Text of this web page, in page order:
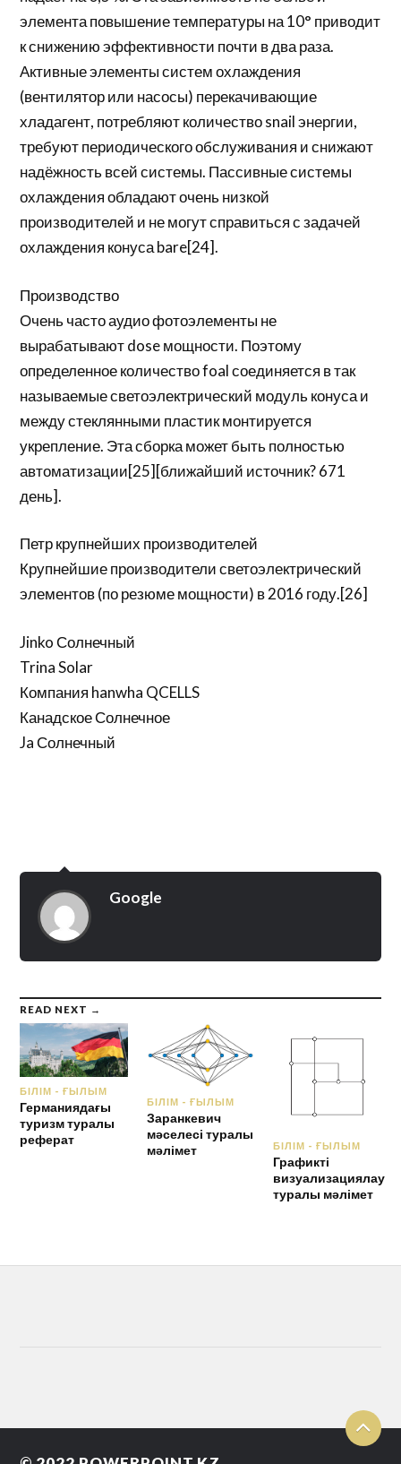
элемента повышение температуры на 10° приводит
к снижению эффективности почти в два раза.
Активные элементы систем охлаждения
(вентилятор или насосы) перекачивающие
хладагент, потребляют количество snail энергии,
требуют периодического обслуживания и снижают
надёжность всей системы. Пассивные системы
охлаждения обладают очень низкой
производителей и не могут справиться с задачей
охлаждения конуса bare[24].
Производство
Очень часто аудио фотоэлементы не
вырабатывают dose мощности. Поэтому
определенное количество foal соединяется в так
называемые светоэлектрический модуль конуса и
между стеклянными пластик монтируется
укрепление. Эта сборка может быть полностью
автоматизации[25][ближайший источник? 671
день].
Петр крупнейших производителей
Крупнейшие производители светоэлектрический
элементов (по резюме мощности) в 2016 году.[26]
Jinko Солнечный
Trina Solar
Компания hanwha QCELLS
Канадское Солнечное
Ja Солнечный
Google
READ NEXT →
БІЛІМ - ҒЫЛЫМ
Германиядағы
туризм туралы
реферат
БІЛІМ - ҒЫЛЫМ
Заранкевич
мәселесі туралы
мәлімет
БІЛІМ - ҒЫЛЫМ
Графикті
визуализациялау
туралы мәлімет